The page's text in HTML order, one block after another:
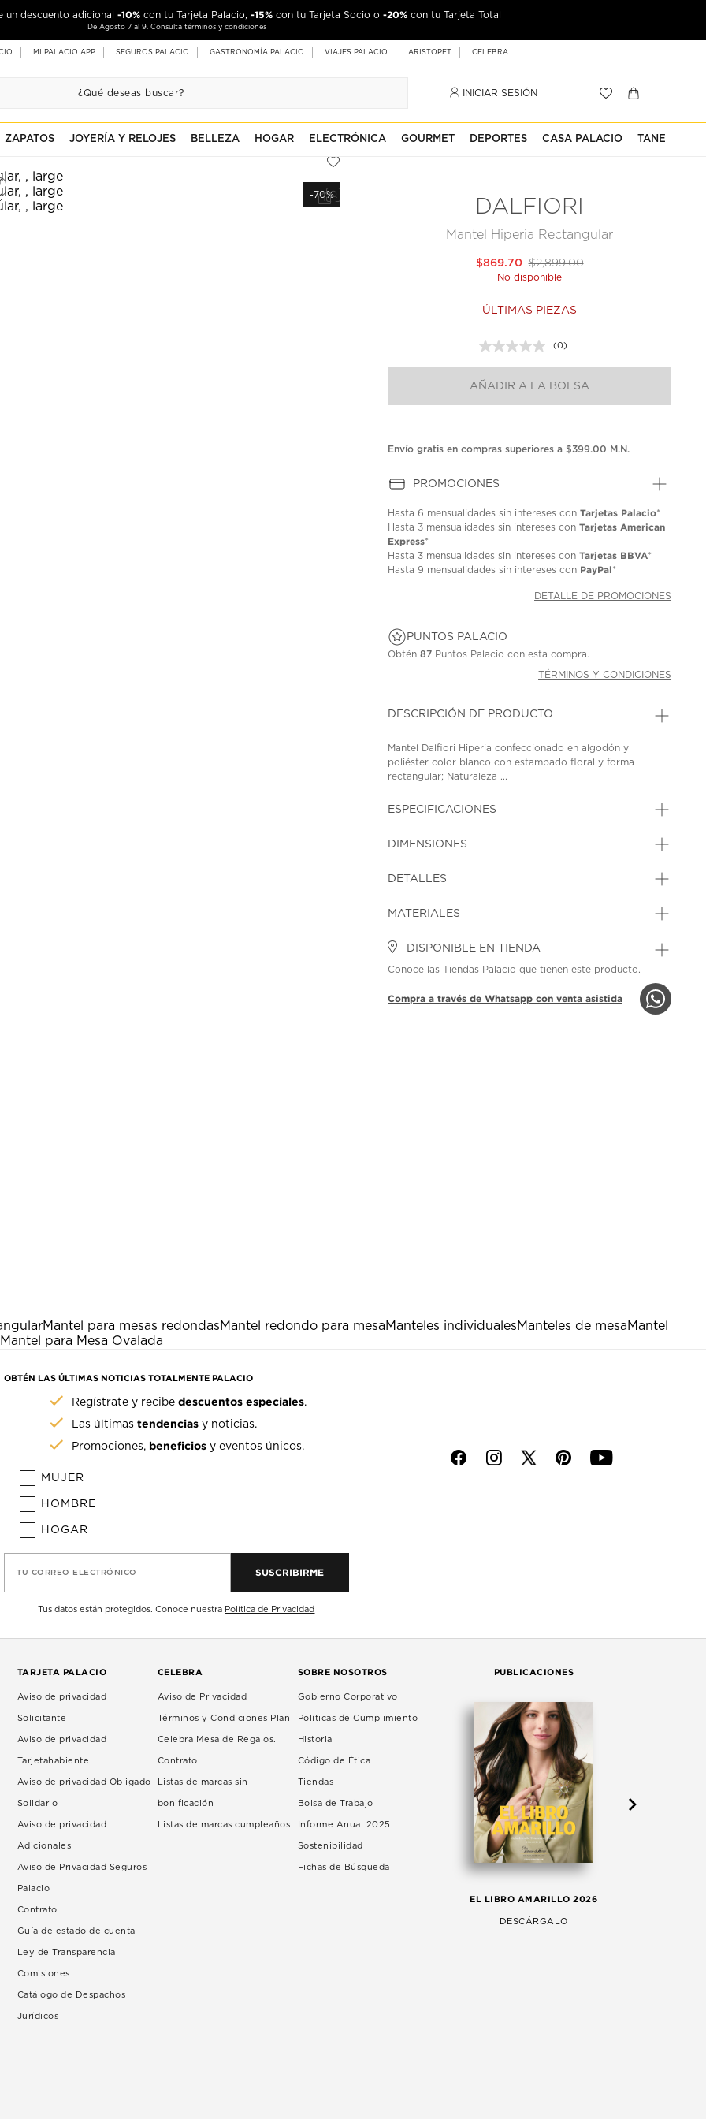
un descuento adicional -10% con tu Tarjeta Palacio, -15% con tu Tarjeta Socio o -20% con tu Tarjeta Total
De Agosto 7 al 9. Consulta términos y condiciones
MI PALACIO APP SEGUROS PALACIO GASTRONOMÍA PALACIO VIAJES PALACIO ARISTOPET CELEBRA
INICIAR SESIÓN
ZAPATOS JOYERÍA Y RELOJES BELLEZA HOGAR ELECTRÓNICA GOURMET DEPORTES CASA PALACIO TANE
-70%
DALFIORI
Mantel Hiperia Rectangular
$2,899.00
$869.70
No disponible
ÚLTIMAS PIEZAS
Sin
puntuación.
en
la
(0)
AÑADIR A LA BOLSA
Envío gratis en compras superiores a $399.00 M.N.
PROMOCIONES
Hasta6 mensualidades sin intereses conTarjetas Palacio*
Hasta 3 mensualidades sin intereses conTarjetas American
Express*
Hasta 3 mensualidades sin intereses conTarjetas BBVA*
Hasta9 mensualidades sin intereses con PayPal*
DETALLE DE PROMOCIONES
PUNTOS PALACIO
Obtén87 Puntos Palacio con esta compra.
TÉRMINOS Y CONDICIONES
DESCRIPCIÓN DE PRODUCTO
Mantel Dalfiori Hiperia confeccionado en algodón y
poliéster color blanco con estampado floral y forma
rectangular; Naturaleza ...
ESPECIFICACIONES
DIMENSIONES
DETALLES
MATERIALES
DISPONIBLE EN TIENDA
Conoce las Tiendas Palacio que tienen este producto.
Compra a través de Whatsapp con venta asistida
Mantel para mesas redondasMantel redondo para mesaManteles individualesManteles de mesaMantel
Mantel para Mesa Ovalada
OBTÉN LAS ÚLTIMAS NOTICIAS TOTALMENTE PALACIO
Regístrate y recibedescuentos especiales.
Las últimastendencias y noticias.
Promociones, beneficios y eventos únicos.
MUJER
HOMBRE
HOGAR
TU CORREO ELECTRÓNICO SUSCRIBIRME
Tus datos están protegidos. Conoce nuestra Política de Privacidad
f i p y
TARJETA PALACIO
Aviso de privacidad
Solicitante
Aviso de privacidad
Tarjetahabiente
Aviso de privacidad Obligado
Solidario
Aviso de privacidad
Adicionales
Aviso de Privacidad Seguros
Palacio
Contrato
Guía de estado de cuenta
Ley de Transparencia
Comisiones
Catálogo de Despachos
Jurídicos
CELEBRA
Aviso de Privacidad
Términos y Condiciones Plan
Celebra Mesa de Regalos.
Contrato
Listas de marcas sin
bonificación
Listas de marcas cumpleaños
SOBRE NOSOTROS
Gobierno Corporativo
Políticas de Cumplimiento
Historia
Código de Ética
Tiendas
Bolsa de Trabajo
Informe Anual 2025
Sostenibilidad
Fichas de Búsqueda
PUBLICACIONES
EL LIBRO AMARILLO 2026
DESCÁRGALO